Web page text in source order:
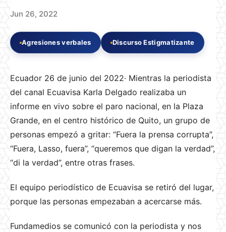
Jun 26, 2022
Agresiones verbales Discurso Estigmatizante
Ecuador 26 de junio del 2022· Mientras la periodista
del canal Ecuavisa Karla Delgado realizaba un
informe en vivo sobre el paro nacional, en la Plaza
Grande, en el centro histórico de Quito, un grupo de
personas empezó a gritar: “Fuera la prensa corrupta”,
“Fuera, Lasso, fuera”, “queremos que digan la verdad”,
“di la verdad”, entre otras frases.
El equipo periodístico de Ecuavisa se retiró del lugar,
porque las personas empezaban a acercarse más.
Fundamedios se comunicó con la periodista y nos